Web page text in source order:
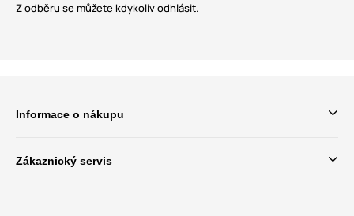
Z odběru se můžete kdykoliv odhlásit.
Informace o nákupu
Zákaznický servis